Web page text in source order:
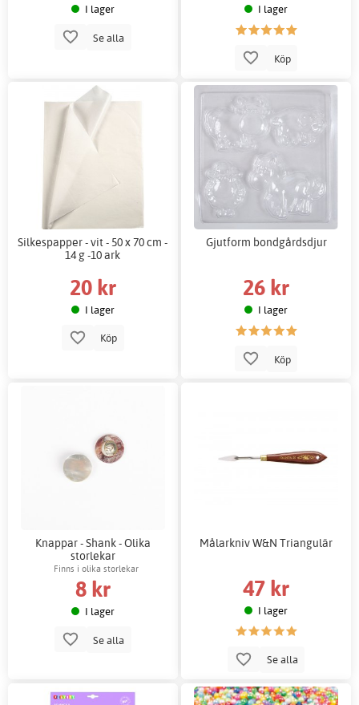
I lager
Se alla
I lager
Köp
Silkespapper - vit - 50 x 70 cm -
14 g -10 ark
20 kr
I lager
Köp
Gjutform bondgårdsdjur
26 kr
I lager
Köp
Knappar - Shank - Olika
storlekar
Finns i olika storlekar
8 kr
I lager
Se alla
Målarkniv W&N Triangulär
47 kr
I lager
Se alla